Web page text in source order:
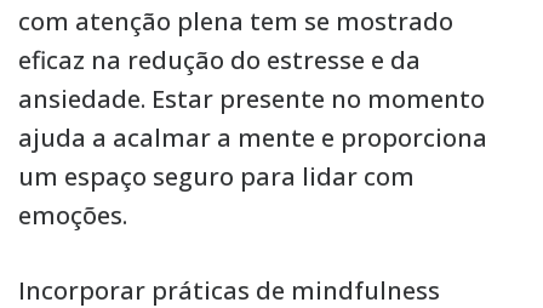
com atenção plena tem se mostrado
eficaz na redução do estresse e da
ansiedade. Estar presente no momento
ajuda a acalmar a mente e proporciona
um espaço seguro para lidar com
emoções.
Incorporar práticas de mindfulness